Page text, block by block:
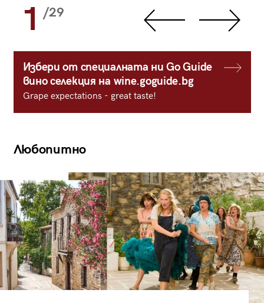
1 /29
Избери от специалната ни Go Guide
вино селекция на wine.goguide.bg
Grape expectations - great taste!
Любопитно